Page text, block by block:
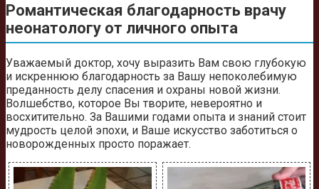
Романтическая благодарность врачу
неонатологу от личного опыта
Уважаемый доктор, хочу выразить Вам свою глубокую
и искреннюю благодарность за Вашу непоколебимую
преданность делу спасения и охраны новой жизни.
Волшебство, которое Вы творите, невероятно и
восхитительно. За Вашими годами опыта и знаний стоит
мудрость целой эпохи, и Ваше искусство заботиться о
новорожденных просто поражает.